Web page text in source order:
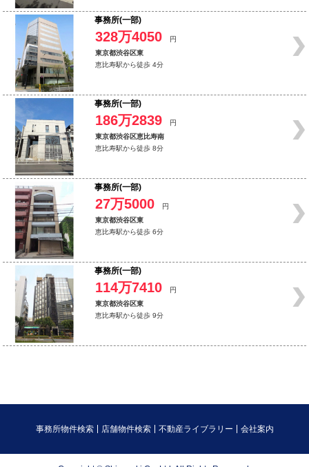
事務所(一部)
328万4050
円
東京都渋谷区東
恵比寿駅から徒歩 4分
事務所(一部)
186万2839
円
東京都渋谷区恵比寿南
恵比寿駅から徒歩 8分
事務所(一部)
27万5000
円
東京都渋谷区東
恵比寿駅から徒歩 6分
事務所(一部)
114万7410
円
東京都渋谷区東
恵比寿駅から徒歩 9分
事務所物件検索 店舗物件検索 不動産ライブラリー 会社案内